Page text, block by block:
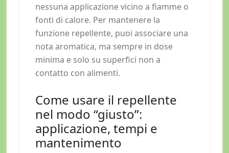
nessuna applicazione vicino a fiamme o
fonti di calore. Per mantenere la
funzione repellente, puoi associare una
nota aromatica, ma sempre in dose
minima e solo su superfici non a
contatto con alimenti.
Come usare il repellente
nel modo “giusto”:
applicazione, tempi e
mantenimento